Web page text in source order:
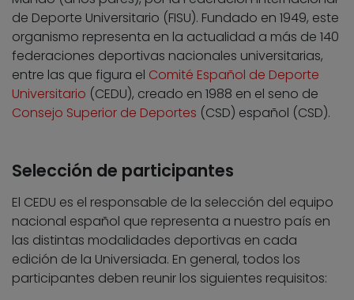
de Deporte Universitario (FISU). Fundado en 1949, este
organismo representa en la actualidad a más de 140
federaciones deportivas nacionales universitarias,
entre las que figura el Comité Español de Deporte
Universitario (CEDU), creado en 1988 en el seno de
Consejo Superior de Deportes (CSD) español (CSD).
Selección de participantes
El CEDU es el responsable de la selección del equipo
nacional español que representa a nuestro país en
las distintas modalidades deportivas en cada
edición de la Universiada. En general, todos los
participantes deben reunir los siguientes requisitos: